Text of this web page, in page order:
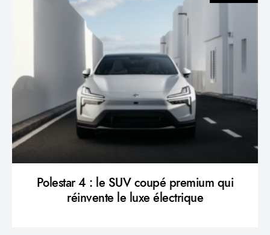
Polestar 4 : le SUV coupé premium qui
réinvente le luxe électrique